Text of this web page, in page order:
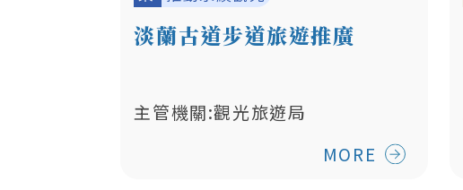
淡蘭古道步道旅遊推廣
主管機關:觀光旅遊局
MORE